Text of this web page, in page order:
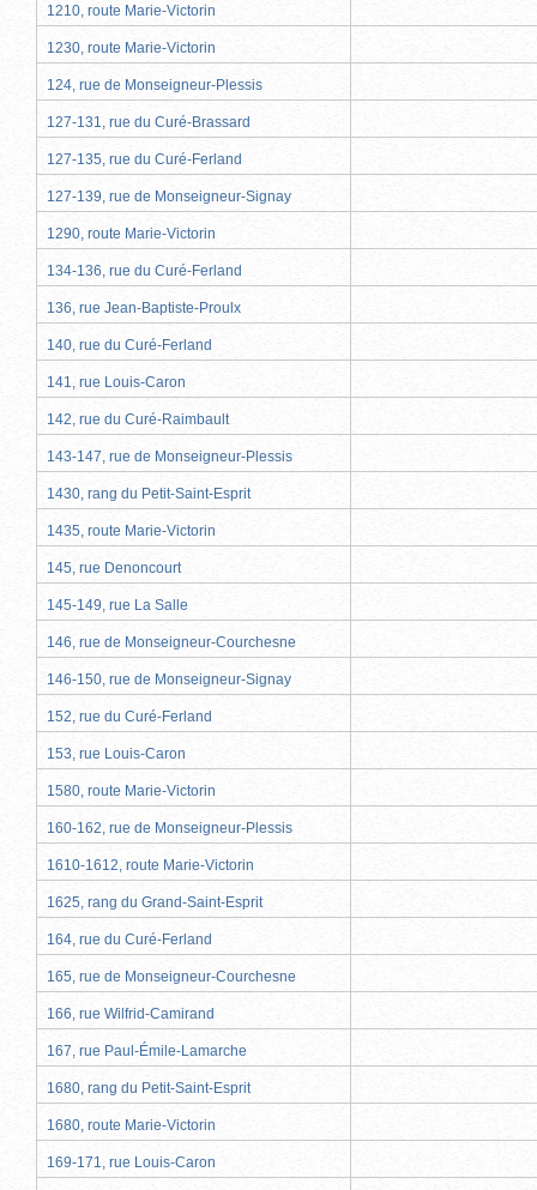
1210, route Marie-Victorin
1230, route Marie-Victorin
124, rue de Monseigneur-Plessis
127-131, rue du Curé-Brassard
127-135, rue du Curé-Ferland
127-139, rue de Monseigneur-Signay
1290, route Marie-Victorin
134-136, rue du Curé-Ferland
136, rue Jean-Baptiste-Proulx
140, rue du Curé-Ferland
141, rue Louis-Caron
142, rue du Curé-Raimbault
143-147, rue de Monseigneur-Plessis
1430, rang du Petit-Saint-Esprit
1435, route Marie-Victorin
145, rue Denoncourt
145-149, rue La Salle
146, rue de Monseigneur-Courchesne
146-150, rue de Monseigneur-Signay
152, rue du Curé-Ferland
153, rue Louis-Caron
1580, route Marie-Victorin
160-162, rue de Monseigneur-Plessis
1610-1612, route Marie-Victorin
1625, rang du Grand-Saint-Esprit
164, rue du Curé-Ferland
165, rue de Monseigneur-Courchesne
166, rue Wilfrid-Camirand
167, rue Paul-Émile-Lamarche
1680, rang du Petit-Saint-Esprit
1680, route Marie-Victorin
169-171, rue Louis-Caron